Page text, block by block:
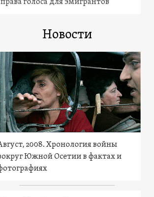
права голоса для эмигрантов
Новости
2008. Хронология войны
Южной Осетии в фактах и